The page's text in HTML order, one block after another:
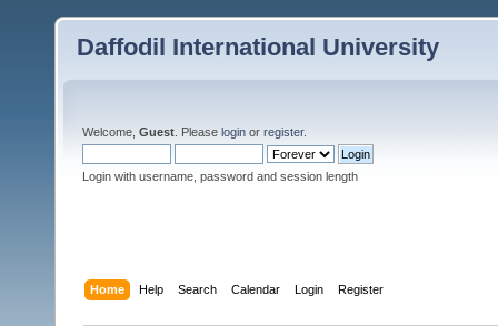
Daffodil International University
Welcome, Guest . Please login or register.
Login with username, password and session length
Home Help Search Calendar Login Register